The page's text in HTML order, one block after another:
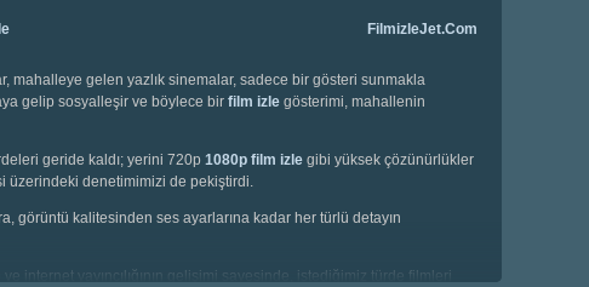
FilmizleJet.Com
mahalleye gelen yazlık sinemalar, sadece bir gösteri sunmakla
gelip sosyalleşir ve böylece bir film izle gösterimi, mahallenin
geride kaldı; yerini 720p 1080p film izle gibi yüksek çözünürlükler
üzerindeki denetimimizi de pekiştirdi.
görüntü kalitesinden ses ayarlarına kadar her türlü detayın
internet yayıncılığının gelişimi sayesinde, istediğimiz türde filmleri